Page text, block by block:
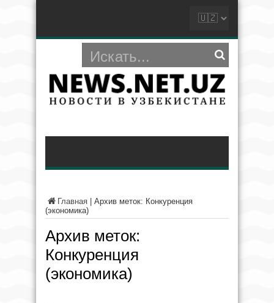
Главная
Архив меток: Конкуренция
(экономика)
Архив меток:
Конкуренция
(экономика)